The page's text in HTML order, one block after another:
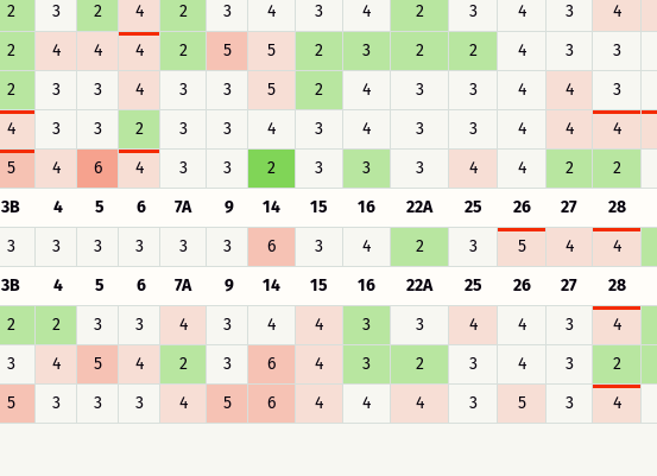
2 3 2 4 2 3 4 3 4 2 3 4 3 4
2 4 4 4 2 5 5 2 3 2 2 4 3 3
2 3 3 4 3 3 5 2 4 3 3 4 4 3
4 3 3 2 3 3 4 3 4 3 3 4 4 4
5 4 6 4 3 3 2 3 3 3 4 4 2 2
3B 4 5 6 7A 9 14 15 16 22A 25 26 27 28
3 3 3 3 3 3 6 3 4 2 3 5 4 4
3B 4 5 6 7A 9 14 15 16 22A 25 26 27 28
2 2 3 3 4 3 4 4 3 3 4 4 3 4
3 4 5 4 2 3 6 4 3 2 3 4 3 2
5 3 3 3 4 5 6 4 4 4 3 5 3 4